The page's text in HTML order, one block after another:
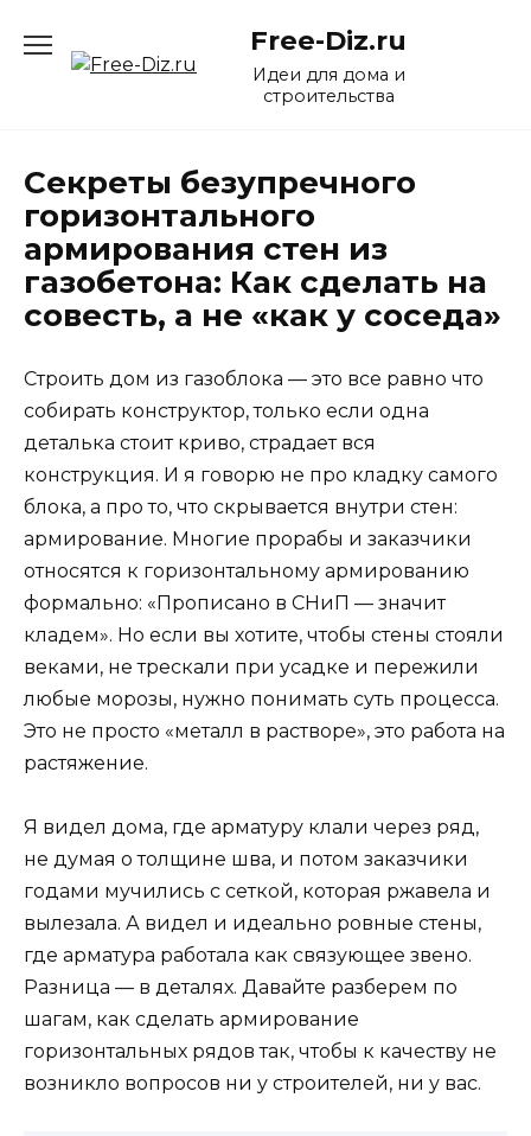
содержанию
Free-Diz.ru
Идеи для дома и
строительства
Секреты безупречного
горизонтального
армирования стен из
газобетона: Как сделать на
совесть, а не «как у соседа»
Строить дом из газоблока — это все равно что
собирать конструктор, только если одна
деталька стоит криво, страдает вся
конструкция. И я говорю не про кладку самого
блока, а про то, что скрывается внутри стен:
армирование. Многие прорабы и заказчики
относятся к горизонтальному армированию
формально: «Прописано в СНиП — значит
кладем». Но если вы хотите, чтобы стены стояли
веками, не трескали при усадке и пережили
любые морозы, нужно понимать суть процесса.
Это не просто «металл в растворе», это работа на
растяжение.
Я видел дома, где арматуру клали через ряд,
не думая о толщине шва, и потом заказчики
годами мучились с сеткой, которая ржавела и
вылезала. А видел и идеально ровные стены,
где арматура работала как связующее звено.
Разница — в деталях. Давайте разберем по
шагам, как сделать армирование
горизонтальных рядов так, чтобы к качеству не
возникло вопросов ни у строителей, ни у вас.